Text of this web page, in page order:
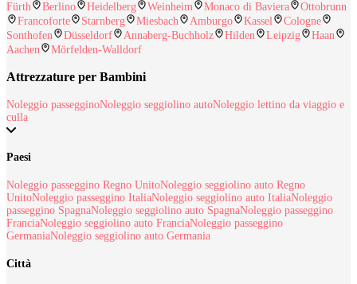
Fürth
Berlino Heidelberg Weinheim Monaco di Baviera
Ottobrunn
Francoforte
Starnberg Miesbach Amburgo Kassel
Cologne
Sonthofen
Düsseldorf Annaberg-Buchholz Hilden Leipzig
Haan
Aachen
Mörfelden-Walldorf
Attrezzature per Bambini
Noleggio passegginoNoleggio seggiolino autoNoleggio lettino da viaggio e
culla
Paesi
Noleggio passeggino Regno UnitoNoleggio seggiolino auto Regno
UnitoNoleggio passeggino ItaliaNoleggio seggiolino auto ItaliaNoleggio
passeggino SpagnaNoleggio seggiolino auto SpagnaNoleggio passeggino
FranciaNoleggio seggiolino auto FranciaNoleggio passeggino
GermaniaNoleggio seggiolino auto Germania
Città